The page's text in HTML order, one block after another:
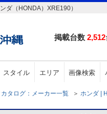
ダ（HONDA）XRE190）
掲載台数 2,512
スタイル エリア 画像検索
タログ：メーカー一覧 ＞ ホンダ |